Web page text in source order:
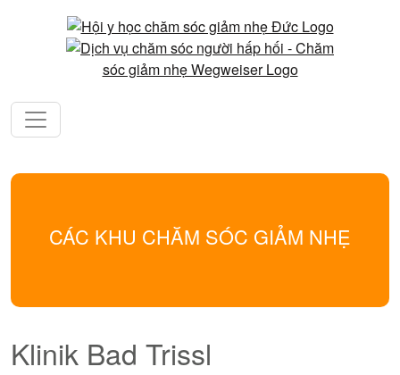
CÁC KHU CHĂM SÓC GIẢM NHẸ
Klinik Bad Trissl